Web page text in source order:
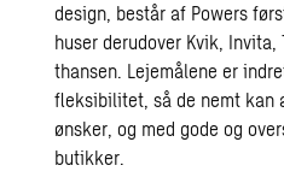
design, består af Powers
huser derudover Kvik,
thansen. Lejemålene er
fleksibilitet, så de nemt kan
ønsker, og med gode og
butikker.